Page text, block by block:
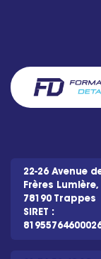
22-26 Avenue
Frères Lumière,
78190 Trappes
SIRET :